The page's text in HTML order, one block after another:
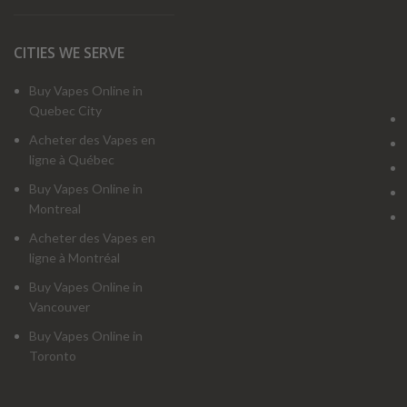
CITIES WE SERVE
Buy Vapes Online in
Quebec City
Acheter des Vapes en
ligne à Québec
Buy Vapes Online in
Montreal
Acheter des Vapes en
ligne à Montréal
Buy Vapes Online in
Vancouver
Buy Vapes Online in
Toronto